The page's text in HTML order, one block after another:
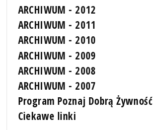
ARCHIWUM - 2012
ARCHIWUM - 2011
ARCHIWUM - 2010
ARCHIWUM - 2009
ARCHIWUM - 2008
ARCHIWUM - 2007
Program Poznaj Dobrą Żywność
Ciekawe linki